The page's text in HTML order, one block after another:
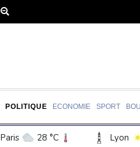
POLITIQUE ECONOMIE SPORT
Paris 28 °C Lyon